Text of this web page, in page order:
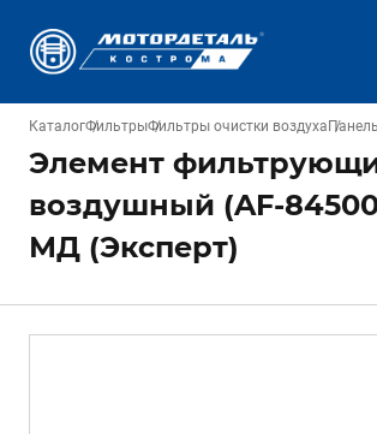
КаталогФильтрыФильтры очистки воздуха
Элемент
воздушный (AF-
МД (Эксперт)